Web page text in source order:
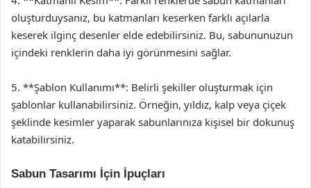
oluşturduysanız, bu katmanları keserken farklı açılarla
keserek ilginç desenler elde edebilirsiniz. Bu, sabununuzun
içindeki renklerin daha iyi görünmesini sağlar.
5. **Şablon Kullanımı**: Belirli şekiller oluşturmak için
şablonlar kullanabilirsiniz. Örneğin, yıldız, kalp veya çiçek
şeklinde kesimler yaparak sabunlarınıza kişisel bir dokunuş
katabilirsiniz.
Sabun Tasarımı İçin İpuçları